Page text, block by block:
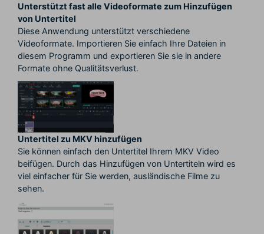
Unterstützt fast alle Videoformate zum Hinzufügen
von Untertitel
Diese Anwendung unterstützt verschiedene
Videoformate. Importieren Sie einfach Ihre Dateien in
diesem Programm und exportieren Sie sie in andere
Formate ohne Qualitätsverlust.
Untertitel zu MKV hinzufügen
Sie können einfach den Untertitel Ihrem MKV Video
beifügen. Durch das Hinzufügen von Untertiteln wird es
viel einfacher für Sie werden, ausländische Filme zu
sehen.